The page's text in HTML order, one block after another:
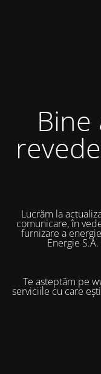
Bine
Lucrăm la
comunicare, în
furnizare a
Energie
Te așteptăm pe
serviciile cu care